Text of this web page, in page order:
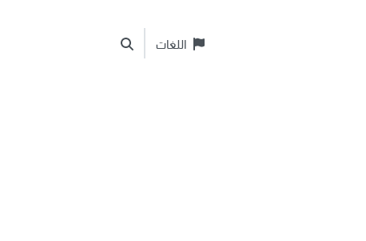
اللغات